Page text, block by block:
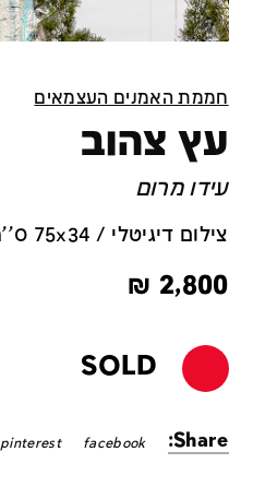
חממת האמנים העצמאים
עץ צהוב
עידו מרום
צילום דיגיטלי / 75x34 ס''מ
2,800
₪
SOLD
Share:
facebook
pinterest